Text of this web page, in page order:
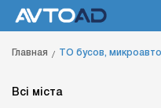
Главная ТО бусов,
Всі міста